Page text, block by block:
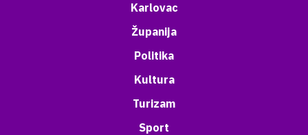
Karlovac
Županija
Politika
Kultura
Turizam
Sport